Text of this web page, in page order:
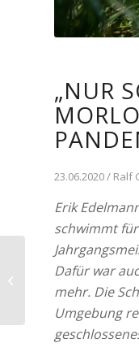
„NUR
23.06.2020 / Ralf
Erik
schwimmt
Dafür war
mehr. Die
Umgebung
Hinweise zur Öffnung
der Bäder für Training
bzw. Schwimmkurse